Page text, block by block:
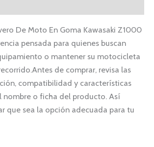
De Moto En Goma Kawasaki Z1000
pensada para quienes buscan
o mantener su motocicleta
de comprar, revisa las
compatibilidad y características
nombre o ficha del producto. Así
que sea la opción adecuada para tu